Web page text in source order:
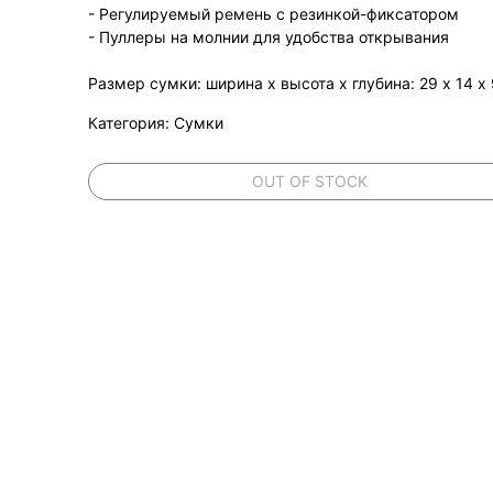
OUT OF STOCK
- Регулируемый ремень с резинкой-фиксатором
- Пуллеры на молнии для удобства открывания
Размер сумки: ширина х высота х глубина: 29 х 14
Категория: Сумки